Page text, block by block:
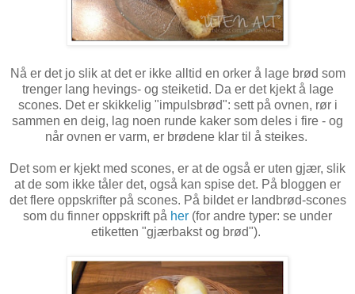
Nå er det jo slik at det er ikke alltid en orker å lage brød som
trenger lang hevings- og steiketid. Da er det kjekt å lage
scones. Det er skikkelig "impulsbrød": sett på ovnen, rør i
sammen en deig, lag noen runde kaker som deles i fire - og
når ovnen er varm, er brødene klar til å steikes.
Det som er kjekt med scones, er at de også er uten gjær, slik
at de som ikke tåler det, også kan spise det. På bloggen er
det flere oppskrifter på scones. På bildet er landbrød-scones
som du finner oppskrift på her (for andre typer: se under
etiketten "gjærbakst og brød").